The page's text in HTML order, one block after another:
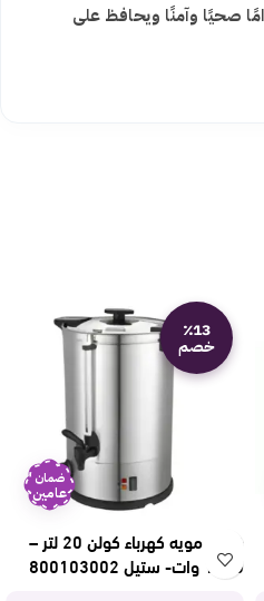
صحيًا وآمنًا ويحافظ على
٪13
خصم
ضمان
عامين
غلاية مويه كهرباء كولن 20 لتر –
1200 وات- ستيل 800103002